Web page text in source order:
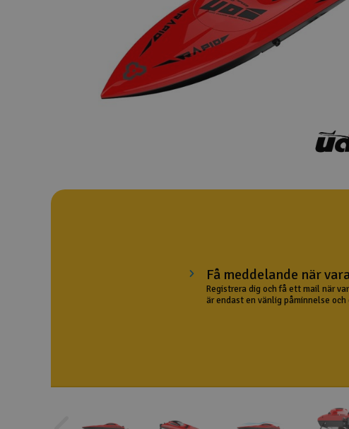
Batteri & laddare
Bilbana
Flygplan
Modellbygg- och byggsatser
Radioutrustning
Få meddelande när
Registrera dig och få ett mail när
är endast en vänlig påminnelse